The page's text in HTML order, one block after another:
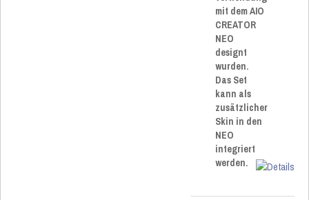
mit dem AIO
CREATOR
NEO
designt
wurden.
Das Set
kann als
zusätzlicher
Skin in den
NEO
integriert
werden.